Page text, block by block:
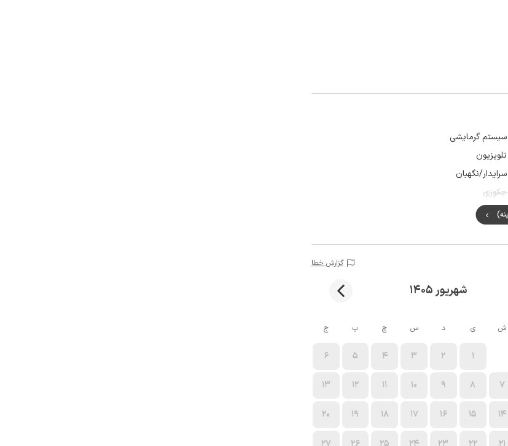
سیستم گرمایشی
تلویزیون
سرایدار/نگهبان
جکوزی
گزارش خطا
شهریور 1405
ش ی د س چ پ ج
1
2
3
4
5
6
7
8
9
10
11
12
13
14
15
16
17
18
19
20